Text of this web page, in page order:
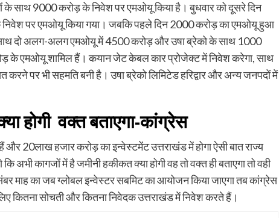
के साथ 9000 करोड़ के निवेश पर एमओयू किया है। बुधवार को दूसरे दिन
निवेश पर एमओयू किया गया। जबकि पहले दिन 2000 करोड़ का एमओयू हुआ
दो अलग-अलग एमओयू में 4500 करोड़ और उषा ब्रेको के साथ 1000
के एमओयू शामिल हैं। कयान जेट केबल कार प्रोजेक्ट में निवेश करेगा, साथ
करने पर भी सहमति बनी है। उषा ब्रेको लिमिटेड हरिद्वार और अन्य जनपदों में
होगी वक्त बताएगा-कांग्रेस
20लाख हजार करोड़ का इन्वेस्टमेंट उत्तराखंड में होगा ऐसी बात राज्य
कागजों में है जमीनी हकीकत क्या होगी वह तो वक्त ही बताएगा तो वही
माह का जब ग्लोबल इन्वेस्टर सबमिट का आयोजन किया जाएगा तब कांग्रेस
कितना सोचती और कितना निवेदक उत्तराखंड में निवेश करते हैं।